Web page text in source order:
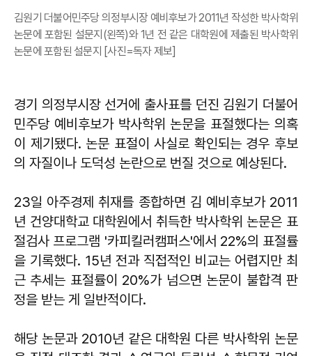
김원기 더불어민주당 의정부시장 예비후보가 2011년 작성한 박사학위
논문에 포함된 설문지(왼쪽)와 1년 전 같은 대학원에 제출된 박사학위
논문에 포함된 설문지 [사진=독자 제보]
경기 의정부시장 선거에 출사표를 던진 김원기 더불어
민주당 예비후보가 박사학위 논문을 표절했다는 의혹
이 제기됐다. 논문 표절이 사실로 확인되는 경우 후보
의 자질이나 도덕성 논란으로 번질 것으로 예상된다.
23일 아주경제 취재를 종합하면 김 예비후보가 2011
년 건양대학교 대학원에서 취득한 박사학위 논문은 표
절검사 프로그램 '카피킬러캠퍼스'에서 22%의 표절률
을 기록했다. 15년 전과 직접적인 비교는 어렵지만 최
근 추세는 표절률이 20%가 넘으면 논문이 불합격 판
정을 받는 게 일반적이다.
해당 논문과 2010년 같은 대학원 다른 박사학위 논문